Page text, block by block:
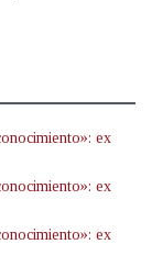
ex
ex
ex